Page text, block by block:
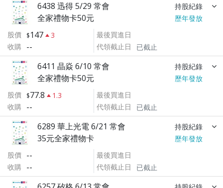
6438 迅得 5/29 常會 持股紀錄
全家禮物卡50元
歷年發放
股價
147
3
收購 --
最後買進日
代領截止日
已截止
6411 晶焱 6/10 常會 持股紀錄
全家禮物卡50元
歷年發放
股價
77.8
1.3
收購 --
最後買進日
代領截止日
已截止
6289 華上光電 6/21 常會 持股紀錄
35元全家禮物卡
歷年發放
股價
--
收購 --
最後買進日
代領截止日
已截止